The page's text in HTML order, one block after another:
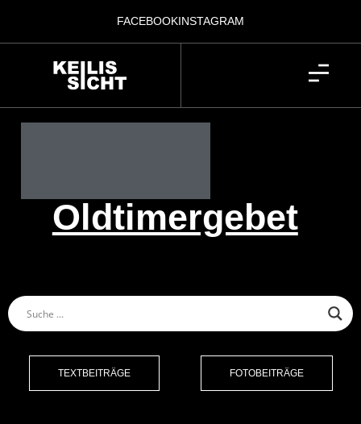
FACEBOOKINSTAGRAM
Oldtimergebet
TEXTBEITRÄGE FOTOBEITRÄGE